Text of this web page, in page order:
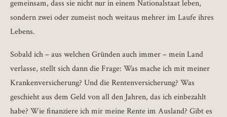
gemeinsam, dass sie nicht nur in einem Nationalstaat leben,
sondern zwei oder zumeist noch weitaus mehrer im Laufe ihres
Lebens.
Sobald ich – aus welchen Gründen auch immer – mein Land
verlasse, stellt sich dann die Frage: Was mache ich mit meiner
Krankenversicherung? Und die Rentenversicherung? Was
geschieht aus dem Geld von all den Jahren, das ich einbezahlt
habe? Wie finanziere ich mir meine Rente im Ausland? Gibt es